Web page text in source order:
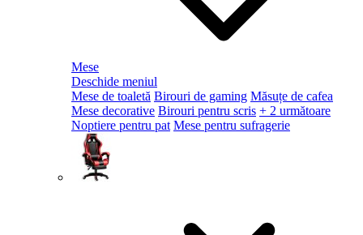
Mese
Deschide meniul
Mese de toaletă Birouri de gaming Măsuțe de cafea
Mese decorative Birouri pentru scris + 2 următoare
Noptiere pentru pat Mese pentru sufragerie